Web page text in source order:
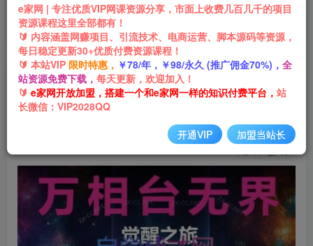
推广返利 70%
专属链接提现快
加盟本站 躺赚
首页 网创项目 引流推广 正文
周心驰·2024万相台无界觉醒之旅
关注 私信
41 10
e家网 | 专注优质VIP网课资源分享，市面上收费几百几千的项目
资源课程这里全部都有！
🔰 内容涵盖网赚项目、引流技术、电商运营、脚本源码等资源，
每日稳定更新30+优质付费资源课程！
🔰 本站VIP 限时特惠， ￥78/年，￥98/永久 (推广佣金70%)， 全
站资源免费下载， 每天更新，欢迎加入！
🔰 e家网开放加盟，搭建一个和e家网一样的知识付费平台， 站
长微信：VIP2028QQ
开通VIP 加盟当站长